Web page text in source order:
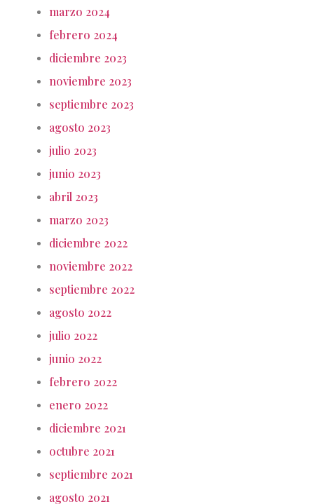
marzo 2024
febrero 2024
diciembre 2023
noviembre 2023
septiembre 2023
agosto 2023
julio 2023
junio 2023
abril 2023
marzo 2023
diciembre 2022
noviembre 2022
septiembre 2022
agosto 2022
julio 2022
junio 2022
febrero 2022
enero 2022
diciembre 2021
octubre 2021
septiembre 2021
agosto 2021